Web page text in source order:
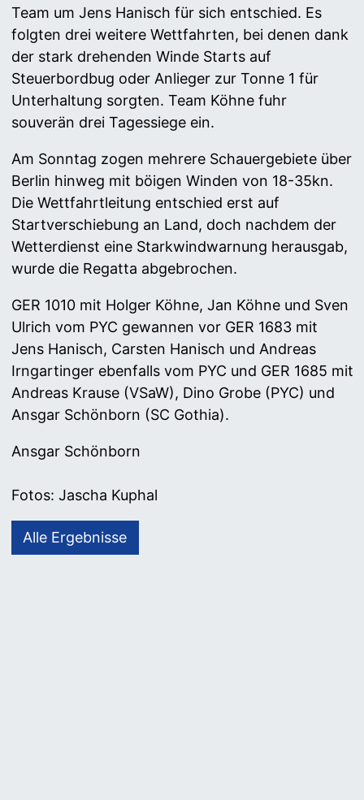
Team um Jens Hanisch für sich entschied. Es
folgten drei weitere Wettfahrten, bei denen dank
der stark drehenden Winde Starts auf
Steuerbordbug oder Anlieger zur Tonne 1 für
Unterhaltung sorgten. Team Köhne fuhr
souverän drei Tagessiege ein.
Am Sonntag zogen mehrere Schauergebiete über
Berlin hinweg mit böigen Winden von 18-35kn.
Die Wettfahrtleitung entschied erst auf
Startverschiebung an Land, doch nachdem der
Wetterdienst eine Starkwindwarnung herausgab,
wurde die Regatta abgebrochen.
GER 1010 mit Holger Köhne, Jan Köhne und Sven
Ulrich vom PYC gewannen vor GER 1683 mit
Jens Hanisch, Carsten Hanisch und Andreas
Irngartinger ebenfalls vom PYC und GER 1685 mit
Andreas Krause (VSaW), Dino Grobe (PYC) und
Ansgar Schönborn (SC Gothia).
Ansgar Schönborn
Fotos: Jascha Kuphal
Alle Ergebnisse